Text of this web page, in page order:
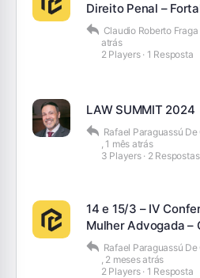
Direito Penal –
Claudio Roberto Fraga
atrás
2 Players · 1 Resposta
LAW SUMMIT 2024
Rafael Paraguassú
, 1 mês atrás
3 Players · 2 Respostas
14 e 15/3 – IV
Mulher Advogada –
Rafael Paraguassú
, 2 meses atrás
2 Players · 1 Resposta